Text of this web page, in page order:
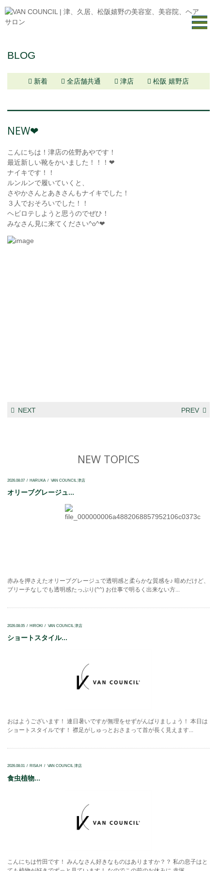
BLOG
新着 全店舗共通 津店 松阪 嬉野店
NEW❤︎
こんにちは！津店の佐野あやです！
最近新しい靴をかいました！！！❤︎
ナイキです！！
ルンルンで履いていくと、
さやかさんとあきさんもナイキでした！
３人でおそろいでした！！
ヘビロテしようと思うのでぜひ！
みなさん見に来てください^o^❤︎
NEXT PREV
NEW TOPICS
2026.08.07 HARUKA VAN COUNCIL 津店
オリーブグレージュ...
赤みを押さえたオリーブグレージュで透明感と柔らかな質感を♪ 暗めだけど、
ブリーチなしでも透明感たっぷり(^^) お仕事で明るく出来ない方...
2026.08.05 HIROKI VAN COUNCIL 津店
ショートスタイル...
おはようございます！ 連日暑いですが無理をせずがんばりましょう！ 本日は
ショートスタイルです！ 襟足がしゅっとおさまって首が長く見えます...
2026.08.01 RISA.H VAN COUNCIL 津店
食虫植物...
こんにちは竹田です！ みんなさん好きなものはありますか？？ 私の息子はと